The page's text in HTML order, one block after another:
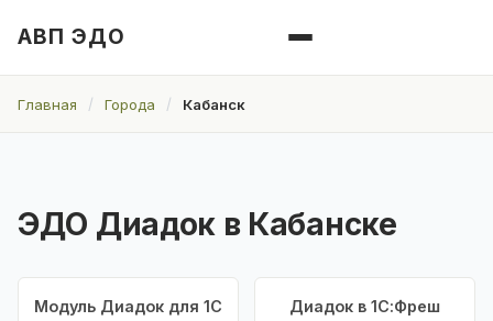
АВП ЭДО
Главная Города Кабанск
ЭДО Диадок в Кабанске
Модуль Диадок для 1С Диадок в 1С:Фреш